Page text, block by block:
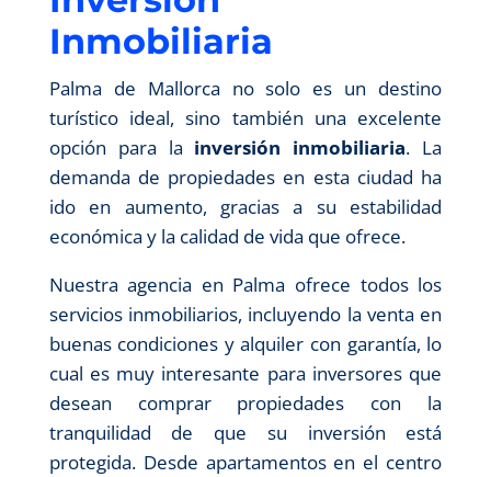
Inmobiliaria
Palma de Mallorca no solo es un destino
turístico ideal, sino también una excelente
opción para la inversión inmobiliaria. La
demanda de propiedades en esta ciudad ha
ido en aumento, gracias a su estabilidad
económica y la calidad de vida que ofrece.
Nuestra agencia en Palma ofrece todos los
servicios inmobiliarios, incluyendo la venta en
buenas condiciones y alquiler con garantía, lo
cual es muy interesante para inversores que
desean comprar propiedades con la
tranquilidad de que su inversión está
protegida. Desde apartamentos en el centro